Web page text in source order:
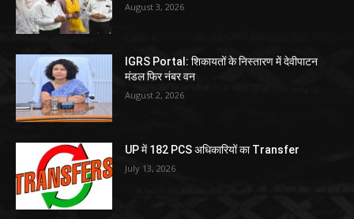
August 3, 2026
IGRS Portal: शिकायतों के निस्तारण में देवीपाटन
मंडल फिर नंबर वन
August 2, 2026
UP में 182 PCS अधिकारियों का Transfer
July 13, 2026